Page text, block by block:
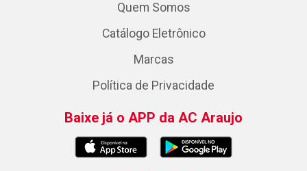
Quem Somos
Catálogo Eletrônico
Marcas
Política de Privacidade
Baixe já o APP da AC Araujo